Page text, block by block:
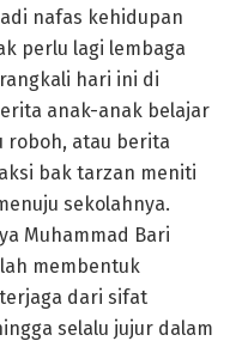
nafas kehidupan
perlu lagi lembaga
hari ini di
anak-anak belajar
roboh, atau berita
bak tarzan meniti
sekolahnya.
Muhammad Bari
membentuk
dari sifat
selalu jujur dalam